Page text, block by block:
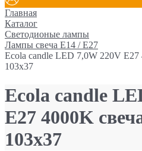
Главная
Каталог
Светодионые лампы
Лампы свеча E14 / E27
Ecola candle LED 7,0W 220V E27
103x37
Ecola candle
E27 4000K
103x37